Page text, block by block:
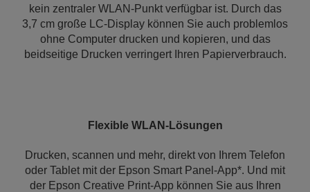
kein zentraler WLAN-Punkt verfügbar ist. Durch das
3,7 cm große LC-Display können Sie auch problemlos
ohne Computer drucken und kopieren, und das
beidseitige Drucken verringert Ihren Papierverbrauch.
Flexible WLAN-Lösungen
Drucken, scannen und mehr, direkt von Ihrem Telefon
oder Tablet mit der Epson Smart Panel-App*. Und mit
der Epson Creative Print-App können Sie aus Ihren